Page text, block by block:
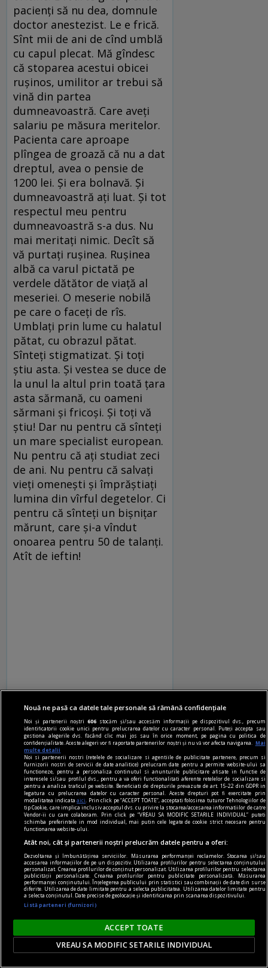
pacienți să nu dea, domnule
doctor anestezist. Le e frică.
Sînt mii de ani de cînd umblă
cu capul plecat. Mă gîndesc
că stoparea acestui obicei
rușinos, umilitor ar trebui să
vină din partea
dumneavoastră. Care aveți
salariu pe măsura meritelor.
Pacienta care aproape
plîngea de groază că nu a dat
dreptul, avea o pensie de
1200 lei. Și era bolnavă. Și
dumneavoastră ați luat. Și tot
respectul meu pentru
dumneavoastră s-a dus. Nu
mai meritați nimic. Decît să
vă purtați rușinea. Rușinea
albă ca varul pictată pe
verdele dătător de viață al
meseriei. O meserie nobilă
pe care o faceți de rîs.
Umblați prin lume cu halatul
pătat, cu obrazul pătat.
Sînteți stigmatizat. Și toți
știu asta. Și vestea se duce de
la unul la altul prin toată țara
asta sărmană, cu oameni
sărmani și fricoși. Și toți vă
știu! Dar nu pentru că sînteți
un mare specialist european.
Nu pentru că ați studiat zeci
de ani. Nu pentru că salvați
vieți omenești și împrăștiați
lumina din vîrful degetelor. Ci
pentru că sînteți un bișnițar
mărunt, care și-a vîndut
onoarea pentru 50 de talanți.
Atît de ieftin!
Așa că Clujul e o altă țară.
Pînă la un punct.
Nouă ne pasă ca datele tale personale să rămână confidențiale
Noi și partenerii noștri606 stocăm și/sau accesăm informații pe dispozitivul dvs., precum
identificatorii cookie unici pentru prelucrarea datelor cu caracter personal. Puteți accepta sau
gestiona alegerile dvs. făcând clic mai jos sau în orice moment, pe pagina cu politica de
confidențialitate. Aceste alegeri vor fi raportate partenerilor noștri și nu vă vor afecta navigarea.
Mai
multe detalii
Noi si partenerii nostri (retelele de socializare si agentiile de publicitate partenere, precum si
furnizorii nostri de servicii de date analitice) prelucram date pentru a permite website-ului sa
functioneze, pentru a personaliza continutul si anunturile publicitare afisate in functie de
interesele si/sau profilul dvs., pentru a va oferi functionalitati aferente retelelor de socializare si
pentru a analiza traficul pe website. Beneficiati de drepturile prevazute de art. 15-22 din GDPR in
legatura cu prelucrarea datelor cu caracter personal. Aceste drepturi pot fi exercitate prin
modalitatea indicataaici
. Prin click pe “ACCEPT TOATE”, acceptati folosirea tuturor Tehnologiilor de
tip Cookie, care implica inclusiv acceptul dvs. cu privire la stocarea/accesarea informatiilor de catre
Vendor-ii cu care colaboram. Prin click pe “VREAU SA MODIFIC SETARILE INDIVIDUAL” puteti
schimba preferintele in mod individual, mai putin cele legate de cookie strict necesare pentru
functionarea website-ului.
Atât noi, cât și partenerii noștri prelucrăm datele pentru a oferi:
Dezvoltarea și îmbunătățirea serviciilor. Măsurarea performanței reclamelor. Stocarea și/sau
accesarea informațiilor de pe un dispozitiv. Utilizarea profilurilor pentru selectarea conținutului
personalizat. Crearea profilurilor de conținut personalizat. Utilizarea profilurilor pentru selectarea
publicității personalizate. Crearea profilurilor pentru publicitate personalizată. Măsurarea
performanței conținutului. Înțelegerea publicului prin statistici sau combinații de date din surse
diferite. Utilizarea de date limitate pentru a selecta publicitatea. Utilizarea datelor limitate pentru
a selecta conținutul. Date precise de geolocație și identificarea prin scanarea dispozitivului.
Listă parteneri (furnizori)
ACCEPT TOATE
VREAU SA MODIFIC SETARILE INDIVIDUAL